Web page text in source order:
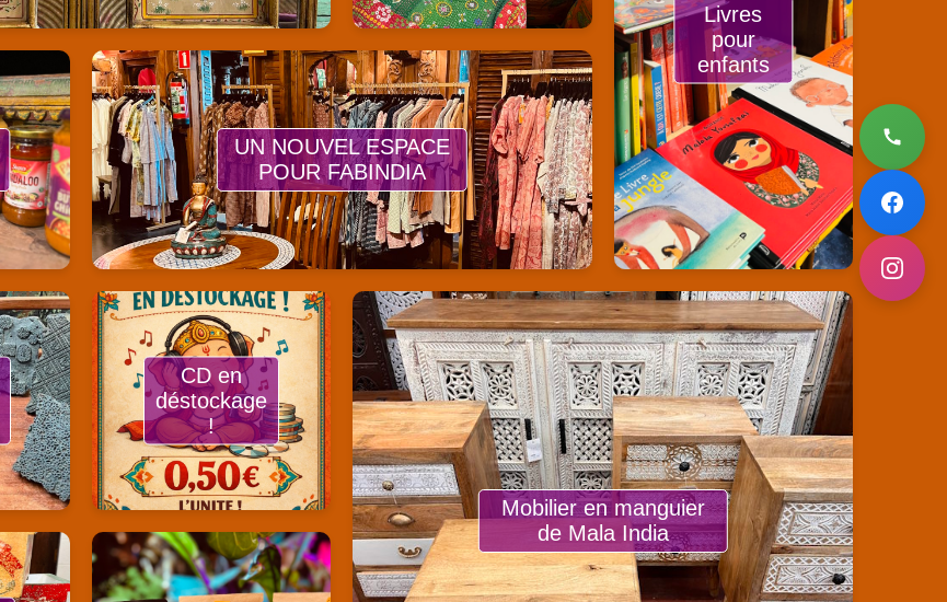
Livres
pour
enfants
UN NOUVEL ESPACE
POUR FABINDIA
CD en
déstockage
!
Mobilier en manguier
de Mala India